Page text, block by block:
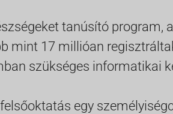
tanúsító program,
mint 17 millióan
szükséges informatikai
egy